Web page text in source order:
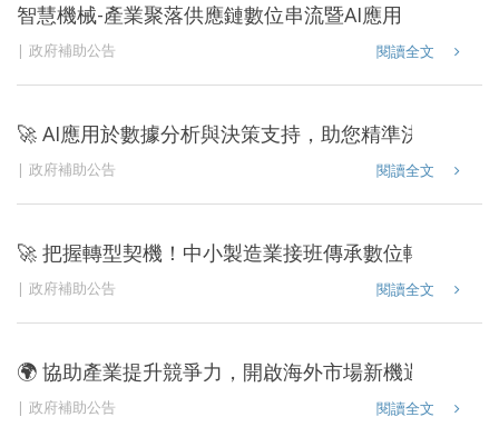
智慧機械-產業聚落供應鏈數位串流暨AI應用
政府補助公告 閱讀全文
🚀 AI應用於數據分析與決策支持，助您精準決策！📊🔍
政府補助公告 閱讀全文
🚀 把握轉型契機！中小製造業接班傳承數位轉型補助
政府補助公告 閱讀全文
🌍 協助產業提升競爭力，開啟海外市場新機遇！ 🚀
政府補助公告 閱讀全文